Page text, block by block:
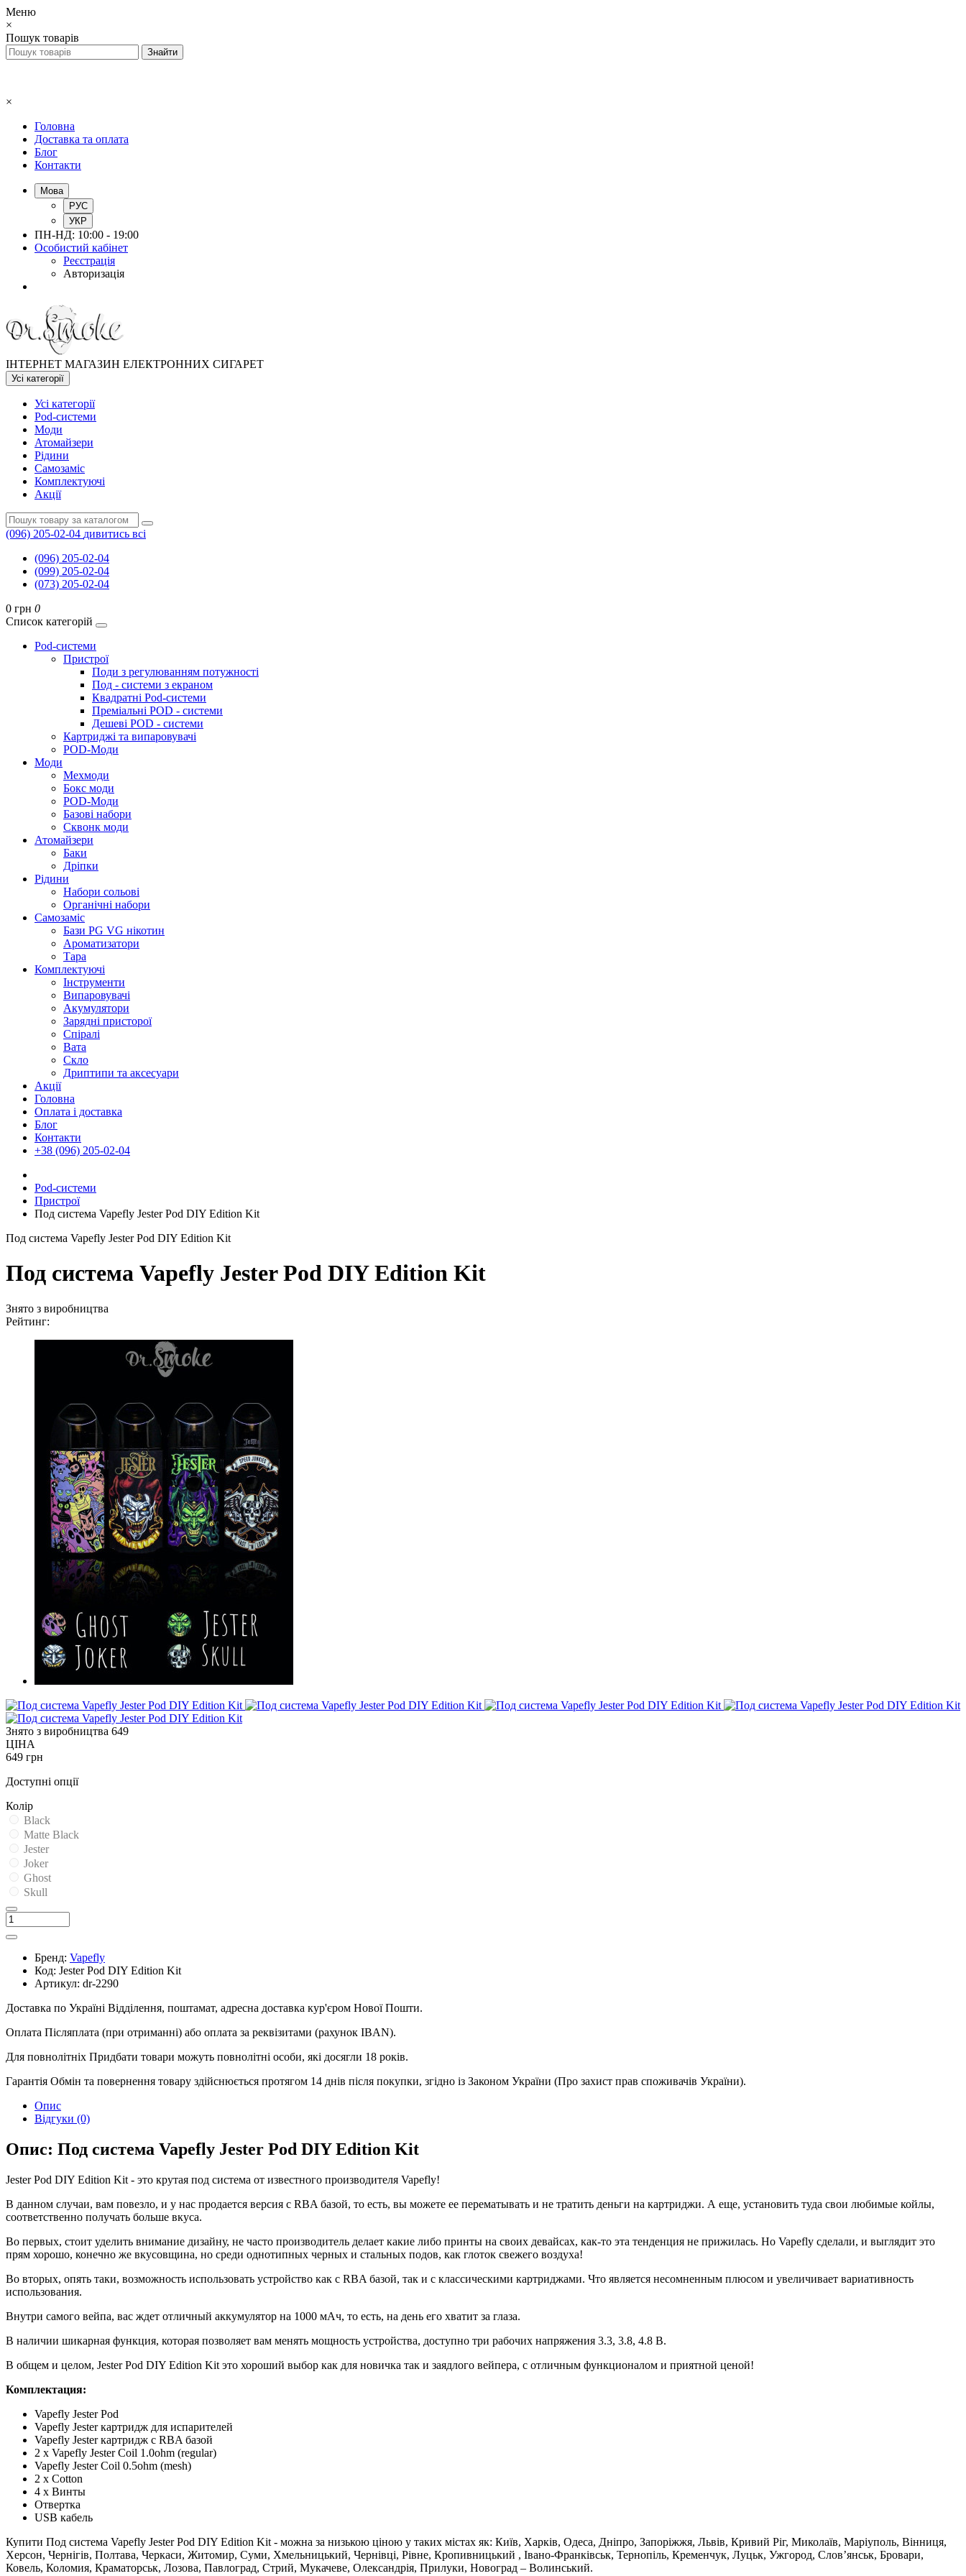
Меню
×
Пошук товарів
×
Головна
Доставка та оплата
Блог
Контакти
Мова
РУС
УКР
ПН-НД: 10:00 - 19:00
Особистий кабінет
Реєстрація
Авторизація
ІНТЕРНЕТ МАГАЗИН ЕЛЕКТРОННИХ СИГАРЕТ
Усі категорії
Усі категорії
Pod-системи
Моди
Атомайзери
Рідини
Самозаміс
Комплектуючі
Акції
(096) 205-02-04 дивитись всі
(096) 205-02-04
(099) 205-02-04
(073) 205-02-04
0 грн 0
Список категорій
Pod-системи
Пристрої
Поди з регулюванням потужності
Под - системи з екраном
Квадратні Pod-системи
Преміальні POD - системи
Дешеві POD - системи
Картриджі та випаровувачі
POD-Моди
Моди
Мехмоди
Бокс моди
POD-Моди
Базові набори
Сквонк моди
Атомайзери
Баки
Дріпки
Рідини
Набори сольові
Органічні набори
Самозаміс
Бази PG VG нікотин
Ароматизатори
Тара
Комплектуючі
Інструменти
Випаровувачі
Акумулятори
Зарядні присторої
Спіралі
Вата
Скло
Дриптипи та аксесуари
Акції
Головна
Оплата і доставка
Блог
Контакти
+38 (096) 205-02-04
Pod-системи
Пристрої
Под система Vapefly Jester Pod DIY Edition Kit
Под система Vapefly Jester Pod DIY Edition Kit
Под система Vapefly Jester Pod DIY Edition Kit
Знято з виробництва
Рейтинг:
Знято з виробництва 649
ЦІНА
649 грн
Доступні опції
Колір
Black
Matte Black
Jester
Joker
Ghost
Skull
Бренд: Vapefly
Код: Jester Pod DIY Edition Kit
Артикул: dr-2290
Доставка по Україні Відділення, поштамат, адресна доставка кур'єром Нової Пошти.
Оплата Післяплата (при отриманні) або оплата за реквізитами (рахунок IBAN).
Для повнолітніх Придбати товари можуть повнолітні особи, які досягли 18 років.
Гарантія Обмін та повернення товару здійснюється протягом 14 днів після покупки, згідно із Законом України (Про захист прав споживачів України).
Опис
Відгуки (0)
Опис: Под система Vapefly Jester Pod DIY Edition Kit
Jester Pod DIY Edition Kit - это крутая под система от известного производителя Vapefly!
В данном случаи, вам повезло, и у нас продается версия с RBA базой, то есть, вы можете ее перематывать и не тратить деньги на картриджи. А еще, установить туда свои любимые койлы,
соответственно получать больше вкуса.
Во первых, стоит уделить внимание дизайну, не часто производитель делает какие либо принты на своих девайсах, как-то эта тенденция не прижилась. Но Vapefly сделали, и выглядит это
прям хорошо, конечно же вкусовщина, но среди однотипных черных и стальных подов, как глоток свежего воздуха!
Во вторых, опять таки, возможность использовать устройство как с RBA базой, так и с классическими картриджами. Что является несомненным плюсом и увеличивает вариативность
использования.
Внутри самого вейпа, вас ждет отличный аккумулятор на 1000 мАч, то есть, на день его хватит за глаза.
В наличии шикарная функция, которая позволяет вам менять мощность устройства, доступно три рабочих напряжения 3.3, 3.8, 4.8 В.
В общем и целом, Jester Pod DIY Edition Kit это хороший выбор как для новичка так и заядлого вейпера, с отличным функционалом и приятной ценой!
Комплектация:
Vapefly Jester Pod
Vapefly Jester картридж для испарителей
Vapefly Jester картридж с RBA базой
2 х Vapefly Jester Coil 1.0ohm (regular)
Vapefly Jester Coil 0.5ohm (mesh)
2 х Cotton
4 х Винты
Отвертка
USB кабель
Купити Под система Vapefly Jester Pod DIY Edition Kit - можна за низькою ціною у таких містах як: Київ, Харків, Одеса, Дніпро, Запоріжжя, Львів, Кривий Ріг, Миколаїв, Маріуполь, Вінниця,
Херсон, Чернігів, Полтава, Черкаси, Житомир, Суми, Хмельницький, Чернівці, Рівне, Кропивницький , Івано-Франківськ, Тернопіль, Кременчук, Луцьк, Ужгород, Слов’янськ, Бровари,
Ковель, Коломия, Краматорськ, Лозова, Павлоград, Стрий, Мукачеве, Олександрія, Прилуки, Новоград – Волинський.